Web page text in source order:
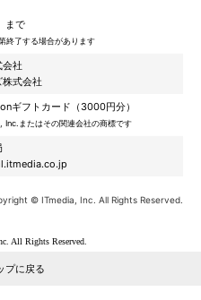
まで
終了する場合があります
社
式会社
ギフトカード（3000円分）
またはその関連会社の商標です
© ITmedia, Inc. All Rights Reserved.
All Rights Reserved.
プに戻る